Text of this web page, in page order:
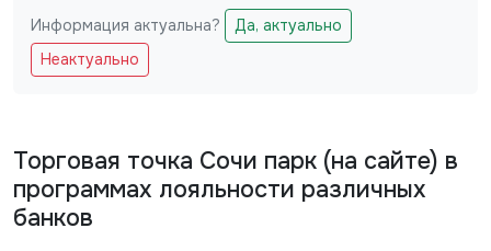
Не заполняйте это поле
Информация актуальна?
Да, актуально
Неактуально
Торговая точка Сочи парк (на сайте) в
программах лояльности различных
банков